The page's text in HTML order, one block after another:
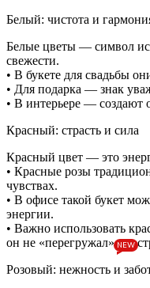
Белый: чистота и
Белые цветы — символ
свежести.
• В букете для свадьбы
• Для подарка — знак
• В интерьере — создают
Красный: страсть и сила
Красный цвет — это
• Красные розы
чувствах.
• В офисе такой букет
энергии.
• Важно использовать
он не «перегружал»
Розовый: нежность и
NEW